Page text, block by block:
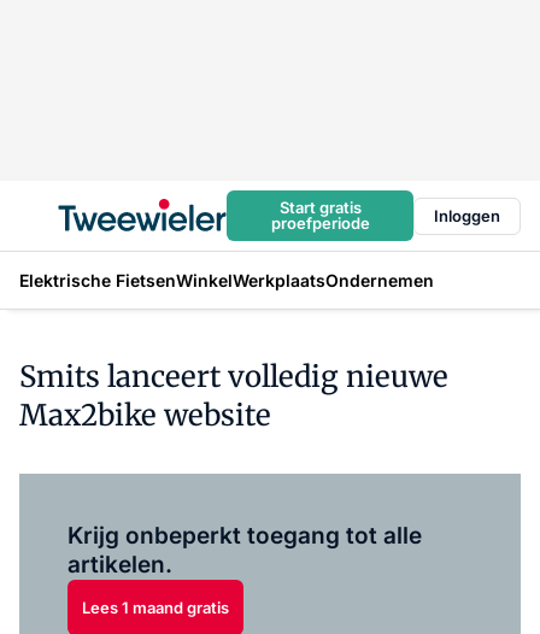
Start gratis
proefperiode
Inloggen
Elektrische FietsenWinkelWerkplaatsOndernemen
Smits lanceert volledig nieuwe
Max2bike website
Krijg onbeperkt toegang tot alle
artikelen.
Lees 1 maand gratis